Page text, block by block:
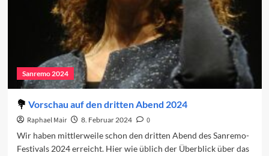
Sanremo 2024
Vorschau auf den dritten Abend 2024
Raphael Mair 8. Februar 2024
0
Wir haben mittlerweile schon den dritten Abend des Sanremo-
Festivals 2024 erreicht. Hier wie üblich der Überblick über das